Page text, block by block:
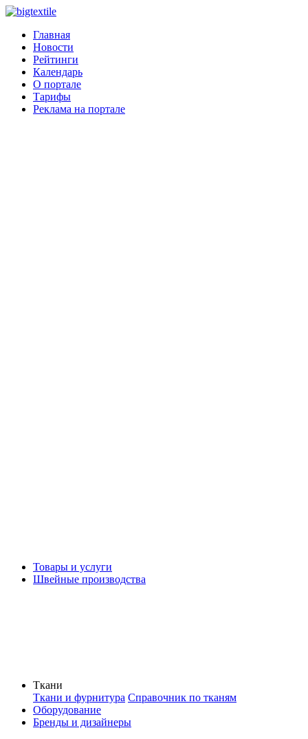
Главная
Новости
Рейтинги
Календарь
О портале
Тарифы
Реклама на портале
Товары и услуги
Швейные производства
Ткани
Ткани и фурнитура Справочник по тканям
Оборудование
Бренды и дизайнеры